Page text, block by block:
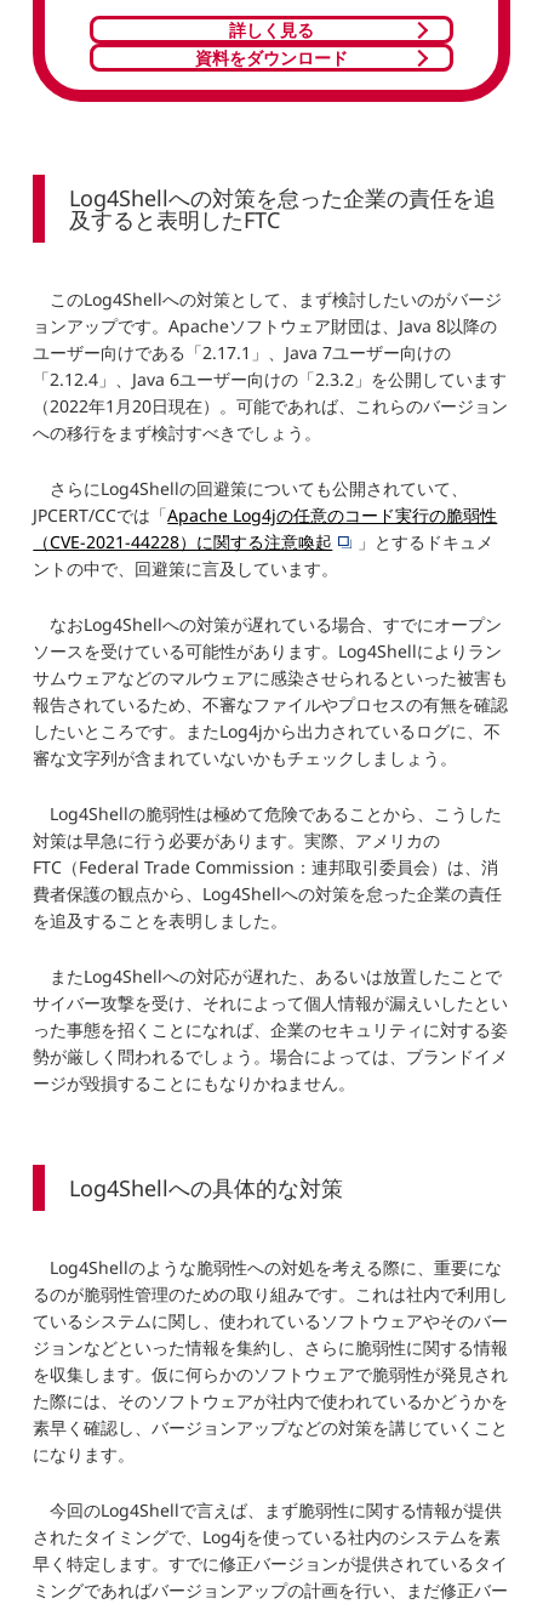
詳しく見る
資料をダウンロード
Log4Shellへの対策を怠った企業の責任を追
及すると表明したFTC
このLog4Shellへの対策として、まず検討したいのがバージ
ョンアップです。Apacheソフトウェア財団は、Java 8以降の
ユーザー向けである「2.17.1」、Java 7ユーザー向けの
「2.12.4」、Java 6ユーザー向けの「2.3.2」を公開しています
（2022年1月20日現在）。可能であれば、これらのバージョン
への移行をまず検討すべきでしょう。
さらにLog4Shellの回避策についても公開されていて、
JPCERT/CCでは「Apache Log4jの任意のコード実行の脆弱性
（CVE-2021-44228）に関する注意喚起
」とするドキュメ
ントの中で、回避策に言及しています。
なおLog4Shellへの対策が遅れている場合、すでにオープン
ソースを受けている可能性があります。Log4Shellによりラン
サムウェアなどのマルウェアに感染させられるといった被害も
報告されているため、不審なファイルやプロセスの有無を確認
したいところです。またLog4jから出力されているログに、不
審な文字列が含まれていないかもチェックしましょう。
Log4Shellの脆弱性は極めて危険であることから、こうした
対策は早急に行う必要があります。実際、アメリカの
FTC（Federal Trade Commission：連邦取引委員会）は、消
費者保護の観点から、Log4Shellへの対策を怠った企業の責任
を追及することを表明しました。
またLog4Shellへの対応が遅れた、あるいは放置したことで
サイバー攻撃を受け、それによって個人情報が漏えいしたとい
った事態を招くことになれば、企業のセキュリティに対する姿
勢が厳しく問われるでしょう。場合によっては、ブランドイメ
ージが毀損することにもなりかねません。
Log4Shellへの具体的な対策
Log4Shellのような脆弱性への対処を考える際に、重要にな
るのが脆弱性管理のための取り組みです。これは社内で利用し
ているシステムに関し、使われているソフトウェアやそのバー
ジョンなどといった情報を集約し、さらに脆弱性に関する情報
を収集します。仮に何らかのソフトウェアで脆弱性が発見され
た際には、そのソフトウェアが社内で使われているかどうかを
素早く確認し、バージョンアップなどの対策を講じていくこと
になります。
今回のLog4Shellで言えば、まず脆弱性に関する情報が提供
されたタイミングで、Log4jを使っている社内のシステムを素
早く特定します。すでに修正バージョンが提供されているタイ
ミングであればバージョンアップの計画を行い、まだ修正バー